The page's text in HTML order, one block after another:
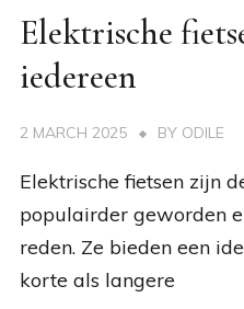
Elektrische
iedereen
2 MARCH 2025 BY ODILE
Elektrische fietsen zijn
populairder geworden
reden. Ze bieden een
korte als langere